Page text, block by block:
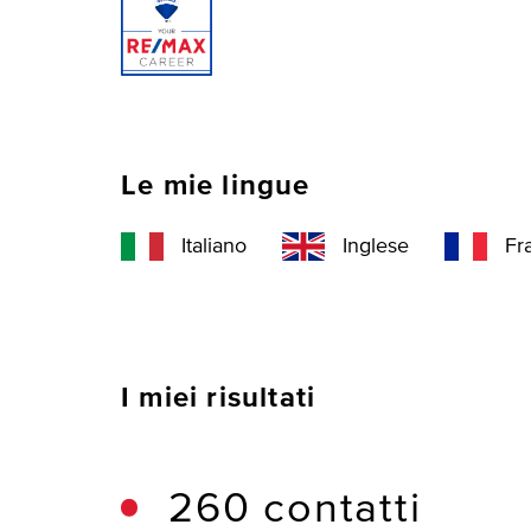
Le mie lingue
Italiano Inglese
I miei risultati
260 contatti